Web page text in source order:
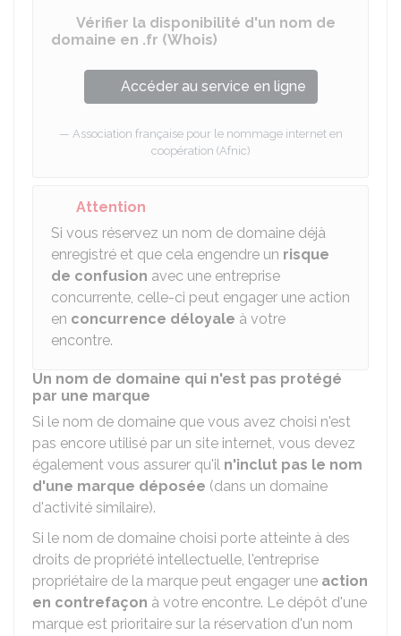
Vérifier la disponibilité d'un nom de
domaine en .fr (Whois)
Accéder au service en ligne
Association française pour le nommage internet en
coopération (Afnic)
Attention
Si vous réservez un nom de domaine déjà
enregistré et que cela engendre un risque
de confusion avec une entreprise
concurrente, celle-ci peut engager une action
en concurrence déloyale à votre
encontre.
Un nom de domaine qui n'est pas protégé
par une marque
Si le nom de domaine que vous avez choisi n'est
pas encore utilisé par un site internet, vous devez
également vous assurer qu'il n'inclut pas le nom
d'une marque déposée (dans un domaine
d'activité similaire).
Si le nom de domaine choisi porte atteinte à des
droits de propriété intellectuelle, l'entreprise
propriétaire de la marque peut engager une action
en contrefaçon à votre encontre. Le dépôt d'une
marque est prioritaire sur la réservation d'un nom